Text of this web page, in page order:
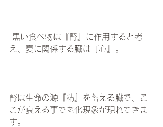
え、夏に関係する臓は『心』。
腎は生命の源『精』を蓄える臓で、こ
こが衰える事で老化現象が現れてきま
す。